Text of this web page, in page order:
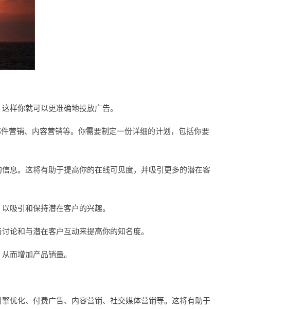
样你就可以更准确地投放广告。
营销、内容营销等。你需要制定一份详细的计划，包括你要
息。这将有助于提高你的在线可见度，并吸引更多的潜在客
吸引和保持潜在客户的兴趣。
论和与潜在客户互动来提高你的知名度。
而增加产品销量。
优化、付费广告、内容营销、社交媒体营销等。这将有助于